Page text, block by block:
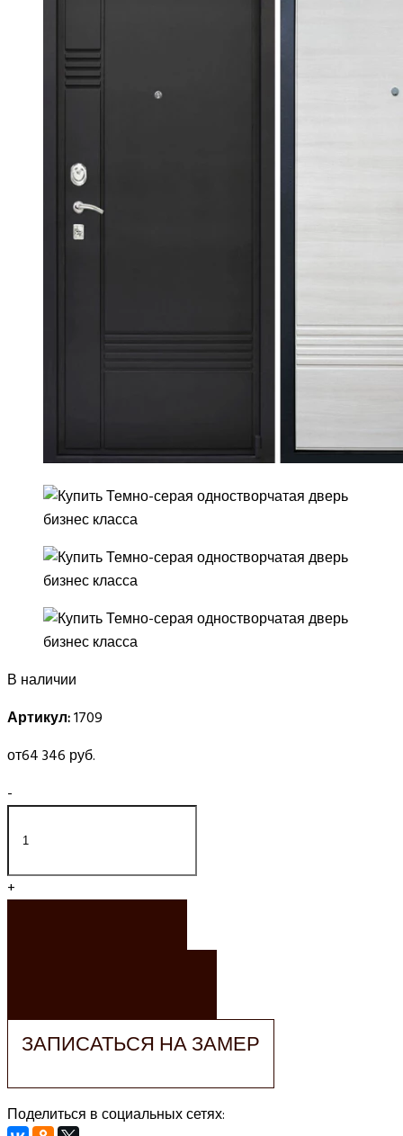
В наличии
Артикул:1709
от64 346 руб.
-
+
ЗАПИСАТЬСЯ НА ЗАМЕР
Поделиться в социальных сетях: